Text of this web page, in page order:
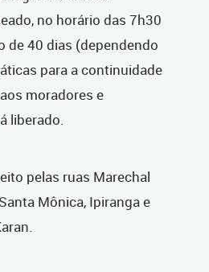
no horário das 7h30
de 40 dias (dependendo
para a continuidade
moradores e
liberado.
pelas ruas Marechal
Mônica, Ipiranga e